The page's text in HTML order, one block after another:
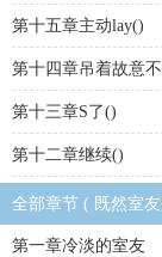
第十五章主动lay()
第十四章吊着故意
第十三章S了()
第十二章继续()
全部章节 ( 既然室
第一章冷淡的室友